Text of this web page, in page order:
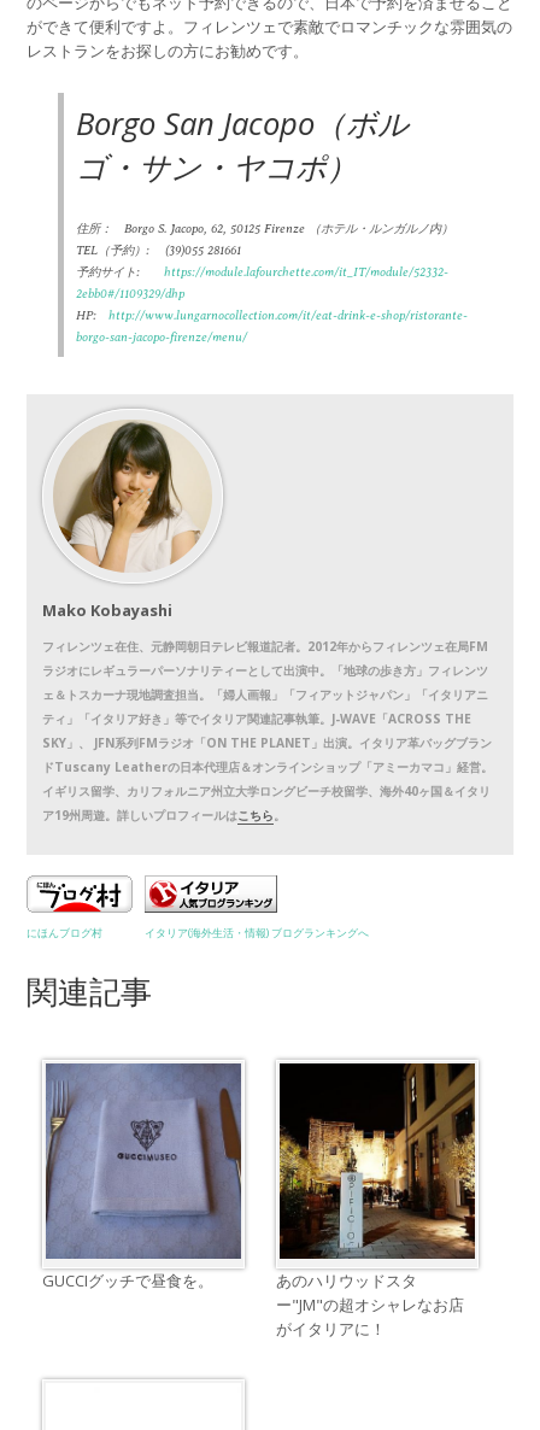
ができて便利ですよ。フィレンツェで素敵でロマンチックな雰囲気の
レストランをお探しの方にお勧めです。
Borgo San Jacopo（ボル
ゴ・サン・ヤコポ）
住所： Borgo S. Jacopo, 62, 50125 Firenze （ホテル・ルンガルノ内）
TEL（予約）: (39)055 281661
予約サイト: https://module.lafourchette.com/it_IT/module/52332-
2ebb0#/1109329/dhp
HP: http://www.lungarnocollection.com/it/eat-drink-e-shop/ristorante-
borgo-san-jacopo-firenze/menu/
Mako Kobayashi
フィレンツェ在住、元静岡朝日テレビ報道記者。2012年からフィレンツェ在局FM
ラジオにレギュラーパーソナリティーとして出演中。「地球の歩き方」フィレンツ
ェ＆トスカーナ現地調査担当。「婦人画報」「フィアットジャパン」「イタリアニ
ティ」「イタリア好き」等でイタリア関連記事執筆。J-WAVE「ACROSS THE
SKY」、 JFN系列FMラジオ「ON THE PLANET」出演。イタリア革バッグブラン
ドTuscany Leatherの日本代理店＆オンラインショップ「アミーカマコ」経営。
イギリス留学、カリフォルニア州立大学ロングビーチ校留学、海外40ヶ国＆イタリ
ア19州周遊。詳しいプロフィールはこちら 。
にほんブログ村 イタリア(海外生活・情報) ブログランキングへ
関連記事
GUCCIグッチで昼食を。
あのハリウッドスタ
ー"JM"の超オシャレなお店
がイタリアに！